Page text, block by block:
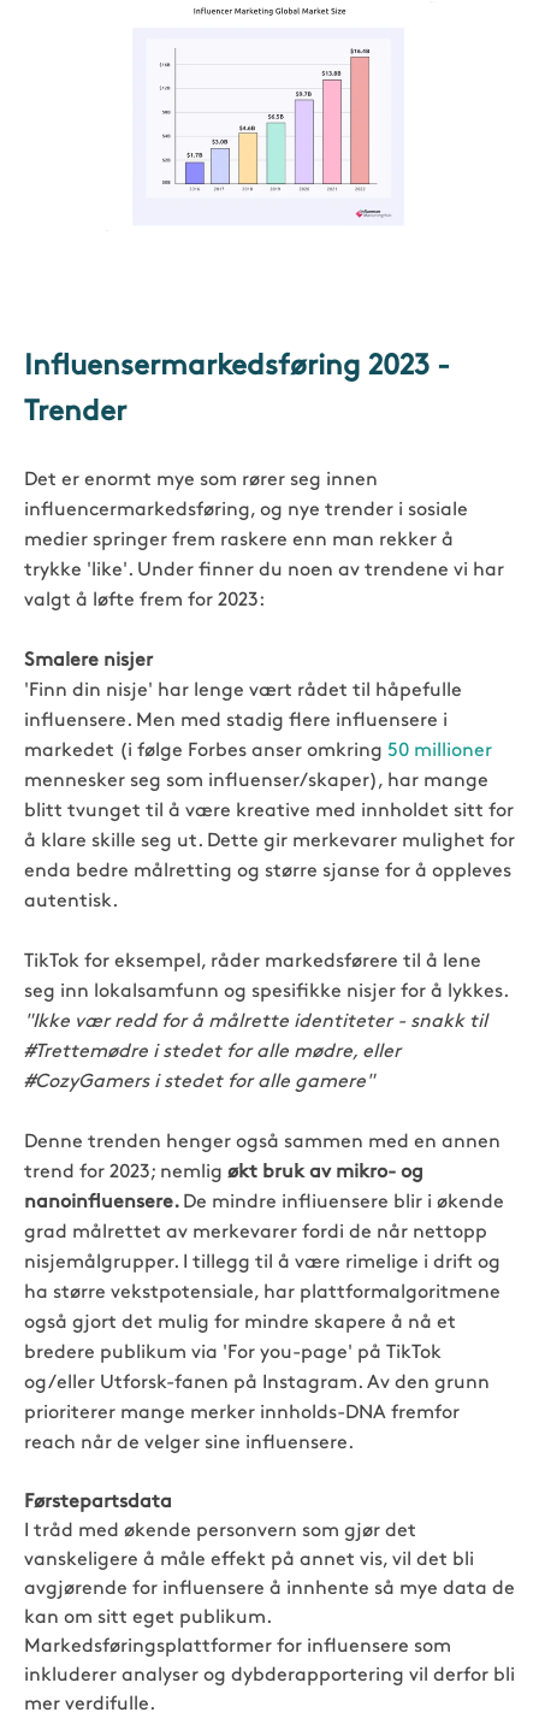
Influensermarkedsføring 2023 -
Trender
Det er enormt mye som rører seg innen
influencermarkedsføring, og nye trender i sosiale
medier springer frem raskere enn man rekker å
trykke 'like'. Under finner du noen av trendene vi har
valgt å løfte frem for 2023:
Smalere nisjer
'Finn din nisje' har lenge vært rådet til håpefulle
influensere. Men med stadig flere influensere i
markedet (i følge Forbes anser omkring 50 millioner
mennesker seg som influenser/skaper), har mange
blitt tvunget til å være kreative med innholdet sitt for
å klare skille seg ut. Dette gir merkevarer mulighet for
enda bedre målretting og større sjanse for å oppleves
autentisk.
TikTok for eksempel, råder markedsførere til å lene
seg inn lokalsamfunn og spesifikke nisjer for å lykkes.
"Ikke vær redd for å målrette identiteter - snakk til
#Trettemødre i stedet for alle mødre, eller
#CozyGamers i stedet for alle gamere"
Denne trenden henger også sammen med en annen
trend for 2023; nemlig økt bruk av mikro- og
nanoinfluensere. De mindre infliuensere blir i økende
grad målrettet av merkevarer fordi de når nettopp
nisjemålgrupper. I tillegg til å være rimelige i drift og
ha større vekstpotensiale, har plattformalgoritmene
også gjort det mulig for mindre skapere å nå et
bredere publikum via 'For you-page' på TikTok
og/eller Utforsk-fanen på Instagram. Av den grunn
prioriterer mange merker innholds-DNA fremfor
reach når de velger sine influensere.
Førstepartsdata
I tråd med økende personvern som gjør det
vanskeligere å måle effekt på annet vis, vil det bli
avgjørende for influensere å innhente så mye data de
kan om sitt eget publikum.
Markedsføringsplattformer for influensere som
inkluderer analyser og dybderapportering vil derfor bli
mer verdifulle.